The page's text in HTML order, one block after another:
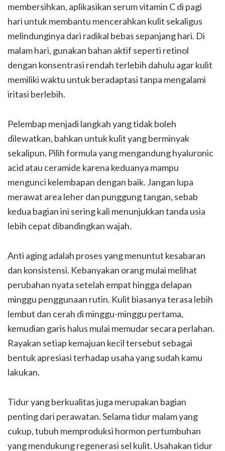
membersihkan, aplikasikan serum vitamin C di pagi
hari untuk membantu mencerahkan kulit sekaligus
melindunginya dari radikal bebas sepanjang hari. Di
malam hari, gunakan bahan aktif seperti retinol
dengan konsentrasi rendah terlebih dahulu agar kulit
memiliki waktu untuk beradaptasi tanpa mengalami
iritasi berlebih.
Pelembap menjadi langkah yang tidak boleh
dilewatkan, bahkan untuk kulit yang berminyak
sekalipun. Pilih formula yang mengandung hyaluronic
acid atau ceramide karena keduanya mampu
mengunci kelembapan dengan baik. Jangan lupa
merawat area leher dan punggung tangan, sebab
kedua bagian ini sering kali menunjukkan tanda usia
lebih cepat dibandingkan wajah.
Anti aging adalah proses yang menuntut kesabaran
dan konsistensi. Kebanyakan orang mulai melihat
perubahan nyata setelah empat hingga delapan
minggu penggunaan rutin. Kulit biasanya terasa lebih
lembut dan cerah di minggu-minggu pertama,
kemudian garis halus mulai memudar secara perlahan.
Rayakan setiap kemajuan kecil tersebut sebagai
bentuk apresiasi terhadap usaha yang sudah kamu
lakukan.
Tidur yang berkualitas juga merupakan bagian
penting dari perawatan. Selama tidur malam yang
cukup, tubuh memproduksi hormon pertumbuhan
yang mendukung regenerasi sel kulit. Usahakan tidur